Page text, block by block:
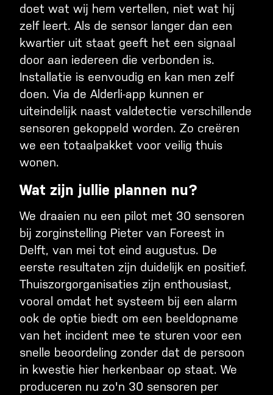
doet wat wij hem vertellen, niet wat hij
zelf leert. Als de sensor langer dan een
kwartier uit staat geeft het een signaal
door aan iedereen die verbonden is.
Installatie is eenvoudig en kan men zelf
doen. Via de Alderli-app kunnen er
uiteindelijk naast valdetectie verschillende
sensoren gekoppeld worden. Zo creëren
we een totaalpakket voor veilig thuis
wonen.
Wat zijn jullie plannen nu?
We draaien nu een pilot met 30 sensoren
bij zorginstelling Pieter van Foreest in
Delft, van mei tot eind augustus. De
eerste resultaten zijn duidelijk en positief.
Thuiszorgorganisaties zijn enthousiast,
vooral omdat het systeem bij een alarm
ook de optie biedt om een beeldopname
van het incident mee te sturen voor een
snelle beoordeling zonder dat de persoon
in kwestie hier herkenbaar op staat. We
produceren nu zo'n 30 sensoren per